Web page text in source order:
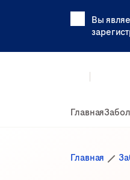
Вы
Главная
Главная